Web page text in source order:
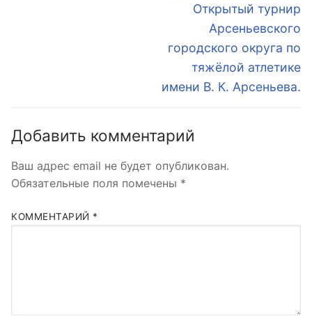
Открытый турнир
Арсеньевского
городского округа по
тяжёлой атлетике
имени В. К. Арсеньева.
Добавить комментарий
Ваш адрес email не будет опубликован.
Обязательные поля помечены *
КОММЕНТАРИЙ *